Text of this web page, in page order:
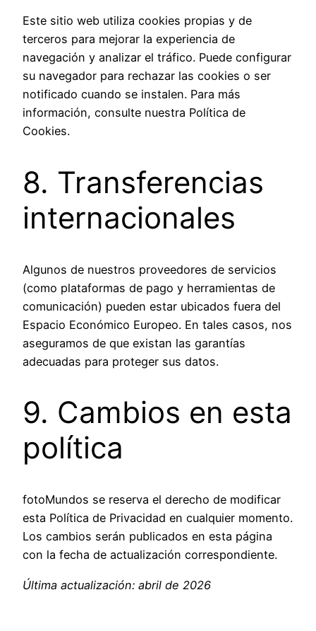
Este sitio web utiliza cookies propias y de
terceros para mejorar la experiencia de
navegación y analizar el tráfico. Puede configurar
su navegador para rechazar las cookies o ser
notificado cuando se instalen. Para más
información, consulte nuestra Política de
Cookies.
8. Transferencias
internacionales
Algunos de nuestros proveedores de servicios
(como plataformas de pago y herramientas de
comunicación) pueden estar ubicados fuera del
Espacio Económico Europeo. En tales casos, nos
aseguramos de que existan las garantías
adecuadas para proteger sus datos.
9. Cambios en esta
política
fotoMundos se reserva el derecho de modificar
esta Política de Privacidad en cualquier momento.
Los cambios serán publicados en esta página
con la fecha de actualización correspondiente.
Última actualización: abril de 2026